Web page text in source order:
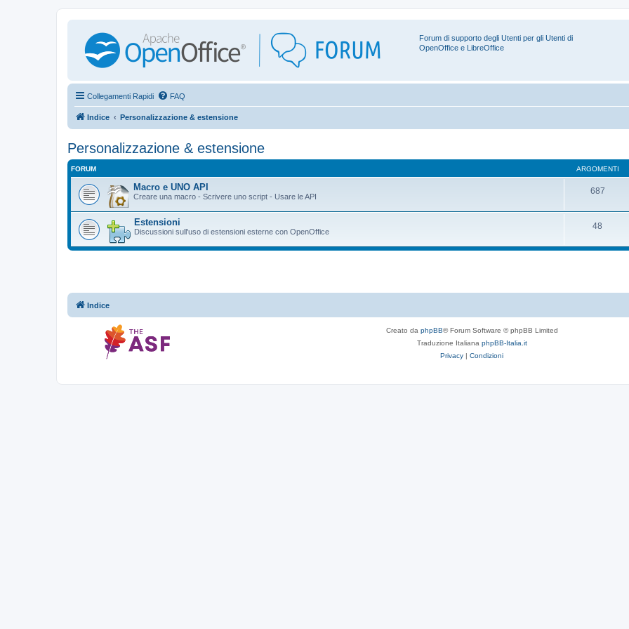
Forum di supporto degli Utenti per gli Utenti di
OpenOffice e LibreOffice
Collegamenti Rapidi FAQ
Indice Personalizzazione & estensione
Personalizzazione & estensione
FORUM ARGOMENTI
Macro e UNO API
Creare una macro - Scrivere uno script - Usare le API
687
Estensioni
Discussioni sull'uso di estensioni esterne con OpenOffice
48
Indice
Creato da phpBB® Forum Software © phpBB Limited
Traduzione Italiana phpBB-Italia.it
Privacy | Condizioni